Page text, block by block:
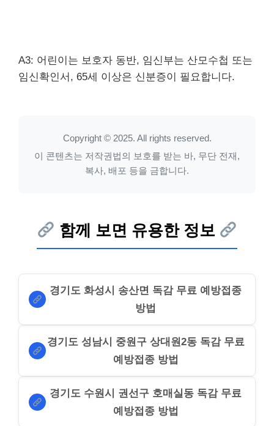
A3: 어린이는 보호자 동반, 임신부는 산모수첩 또는
임신확인서, 65세 이상은 신분증이 필요합니다.
Copyright © 2025. All rights reserved.
이 콘텐츠는 저작권법의 보호를 받는 바, 무단 전재,
복사, 배포 등을 금합니다.
함께 보면 유용한 정보
경기도 화성시 송산면 독감 무료 예방접종
방법
경기도 성남시 중원구 상대원2동 독감 무료
예방접종 방법
경기도 수원시 권선구 호매실동 독감 무료
예방접종 방법